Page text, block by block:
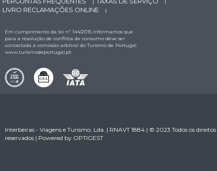
| |
LIVRO RECLAMAÇÕES ONLINE |
Em cumprimento da lei nº 144/2015 informamos que
para a resolução de conflitos de consumo deve ser
contactada a comissão arbitral do Turismo de Portugal
www.turismodeportugal.pt
Interbeiras - Viagens e Turismo, Lda. | RNAVT 1884 | © 2023 Todos os direitos
reservados | Powered by OPTIGEST